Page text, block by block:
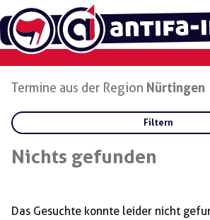
Zum
Inhalt
springen
Termine aus der Region Nürtingen
Filtern
Regionen:
Nichts gefunden
Das Gesuchte konnte leider nicht